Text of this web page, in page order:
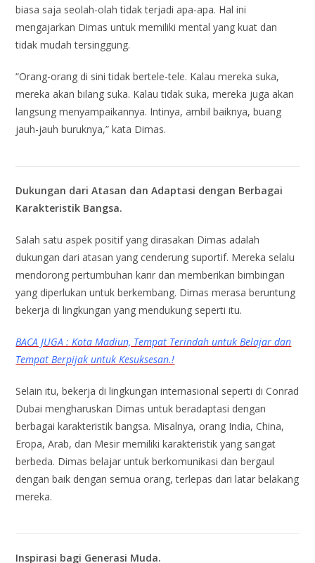
biasa saja seolah-olah tidak terjadi apa-apa. Hal ini
mengajarkan Dimas untuk memiliki mental yang kuat dan
tidak mudah tersinggung.
“Orang-orang di sini tidak bertele-tele. Kalau mereka suka,
mereka akan bilang suka. Kalau tidak suka, mereka juga akan
langsung menyampaikannya. Intinya, ambil baiknya, buang
jauh-jauh buruknya,” kata Dimas.
Dukungan dari Atasan dan Adaptasi dengan Berbagai
Karakteristik Bangsa.
Salah satu aspek positif yang dirasakan Dimas adalah
dukungan dari atasan yang cenderung suportif. Mereka selalu
mendorong pertumbuhan karir dan memberikan bimbingan
yang diperlukan untuk berkembang. Dimas merasa beruntung
bekerja di lingkungan yang mendukung seperti itu.
BACA JUGA : Kota Madiun, Tempat Terindah untuk Belajar dan
Tempat Berpijak untuk Kesuksesan.!
Selain itu, bekerja di lingkungan internasional seperti di Conrad
Dubai mengharuskan Dimas untuk beradaptasi dengan
berbagai karakteristik bangsa. Misalnya, orang India, China,
Eropa, Arab, dan Mesir memiliki karakteristik yang sangat
berbeda. Dimas belajar untuk berkomunikasi dan bergaul
dengan baik dengan semua orang, terlepas dari latar belakang
mereka.
Inspirasi bagi Generasi Muda.